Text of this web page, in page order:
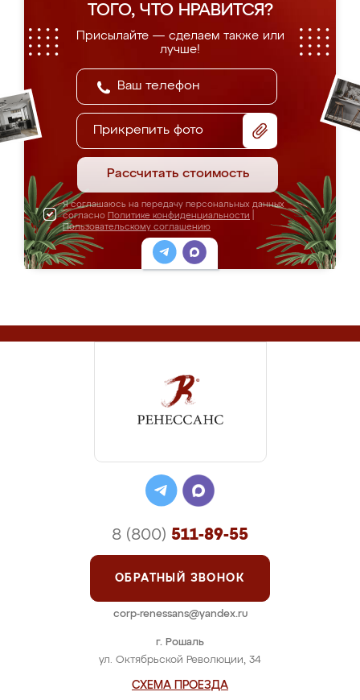
ТОГО, ЧТО НРАВИТСЯ?
Присылайте — сделаем также или
лучше!
Прикрепить фото
Рассчитать стоимость
Я соглашаюсь на передачу персональных данных
согласно Политике конфиденциальности
Пользовательскому соглашению
г. Рошаль
ул. Октябрьской Революции, 34
СХЕМА ПРОЕЗДА
8 (800) 511-89-55
ОБРАТНЫЙ ЗВОНОК
corp-renessans@yandex.ru